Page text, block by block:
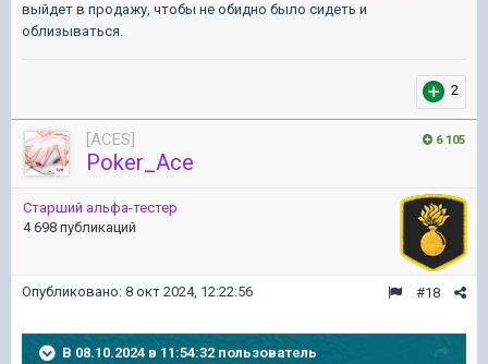
выйдет в продажу, чтобы не обидно было сидеть и
облизываться.
2
6 105
[ACES]
Poker_Ace
Старший альфа-тестер
4 698 публикаций
#18
Опубликовано: 8 окт 2024, 12:22:56
В 08.10.2024 в 11:54:32 пользователь